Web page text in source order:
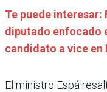
Te puede interesar:
diputado enfocado
candidato a vice en
El ministro Espá